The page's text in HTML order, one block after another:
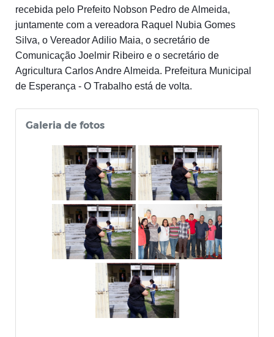
recebida pelo Prefeito Nobson Pedro de Almeida,
juntamente com a vereadora Raquel Nubia Gomes
Silva, o Vereador Adilio Maia, o secretário de
Comunicação Joelmir Ribeiro e o secretário de
Agricultura Carlos Andre Almeida. Prefeitura Municipal
de Esperança - O Trabalho está de volta.
Galeria de fotos